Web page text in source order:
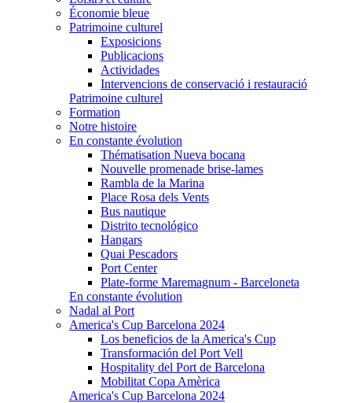
Économie bleue
Patrimoine culturel
Exposicions
Publicacions
Actividades
Intervencions de conservació i restauració
Patrimoine culturel
Formation
Notre histoire
En constante évolution
Thématisation Nueva bocana
Nouvelle promenade brise-lames
Rambla de la Marina
Place Rosa dels Vents
Bus nautique
Distrito tecnológico
Hangars
Quai Pescadors
Port Center
Plate-forme Maremagnum - Barceloneta
En constante évolution
Nadal al Port
America's Cup Barcelona 2024
Los beneficios de la America's Cup
Transformación del Port Vell
Hospitality del Port de Barcelona
Mobilitat Copa Amèrica
America's Cup Barcelona 2024